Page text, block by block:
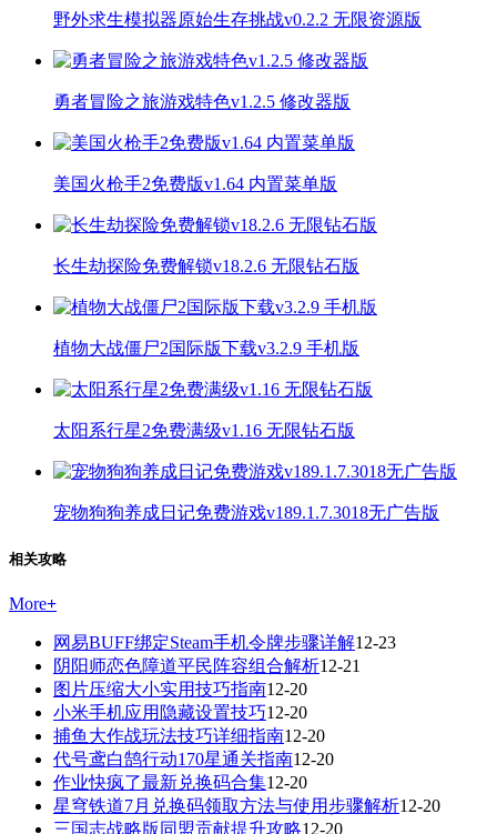
野外求生模拟器原始生存挑战v0.2.2 无限资源版
勇者冒险之旅游戏特色v1.2.5 修改器版
美国火枪手2免费版v1.64 内置菜单版
长生劫探险免费解锁v18.2.6 无限钻石版
植物大战僵尸2国际版下载v3.2.9 手机版
太阳系行星2免费满级v1.16 无限钻石版
宠物狗狗养成日记免费游戏v189.1.7.3018无广告版
相关攻略
More+
网易BUFF绑定Steam手机令牌步骤详解12-23
阴阳师恋色障道平民阵容组合解析12-21
图片压缩大小实用技巧指南12-20
小米手机应用隐藏设置技巧12-20
捕鱼大作战玩法技巧详细指南12-20
代号鸢白鹄行动170星通关指南12-20
作业快疯了最新兑换码合集12-20
星穹铁道7月兑换码领取方法与使用步骤解析12-20
三国志战略版同盟贡献提升攻略12-20